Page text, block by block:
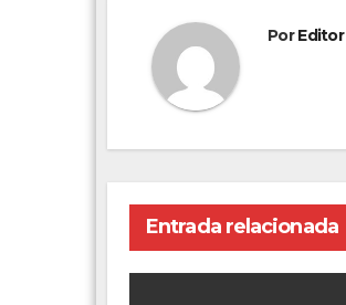
PorEditor
Entrada relacionada